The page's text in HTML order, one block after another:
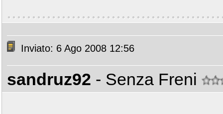
Inviato: 6 Ago 2008 12:56
sandruz92 - Senza Freni